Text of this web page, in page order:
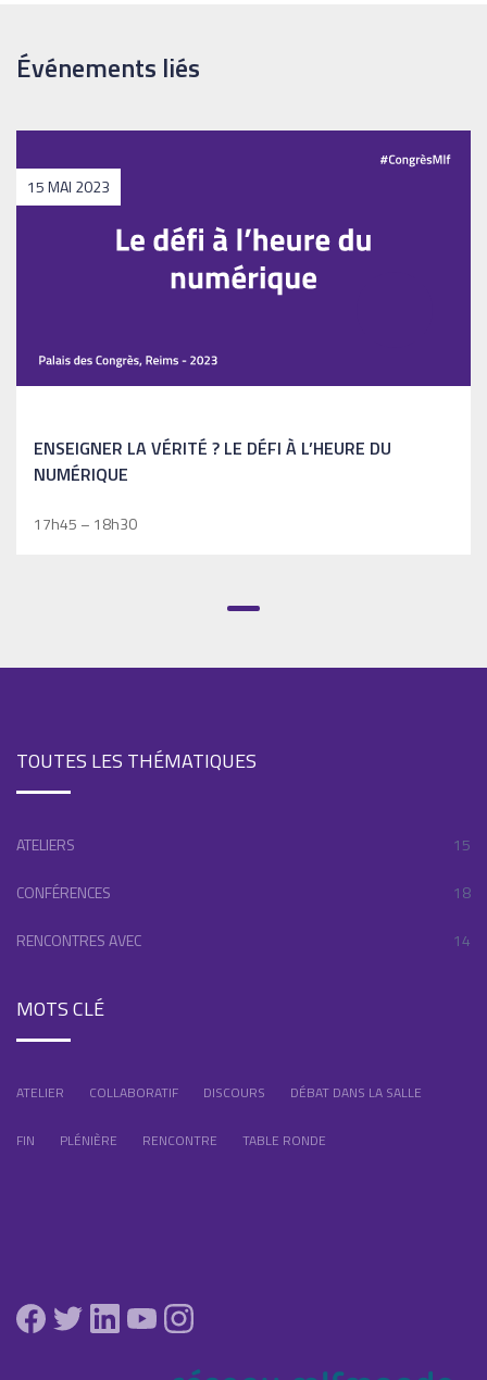
Événements liés
15 MAI 2023
ENSEIGNER LA VÉRITÉ ? LE DÉFI À L’HEURE DU
NUMÉRIQUE
17h45 – 18h30
TOUTES LES THÉMATIQUES
ATELIERS 15
CONFÉRENCES 18
RENCONTRES AVEC 14
MOTS CLÉ
ATELIER COLLABORATIF DISCOURS DÉBAT DANS LA SALLE
FIN PLÉNIÈRE RENCONTRE TABLE RONDE